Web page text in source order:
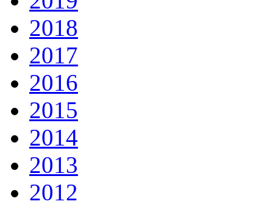
2018
2017
2016
2015
2014
2013
2012